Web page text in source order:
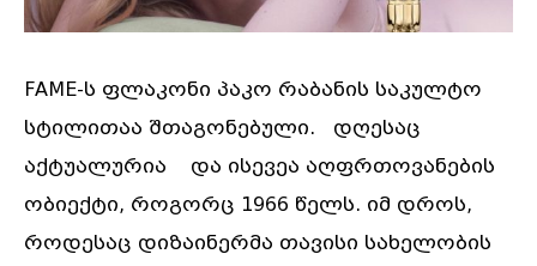
FAME-ს ფლაკონი პაკო რაბანის საკულტო
სტილითაა შთაგონებული. დღესაც
აქტუალურია და ისევეა აღფრთოვანების
ობიექტი, როგორც 1966 წელს. იმ დროს,
როდესაც დიზაინერმა თავისი სახელობის